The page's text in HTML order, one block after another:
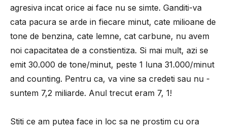
agresiva incat orice ai face nu se simte. Ganditi-va
cata pacura se arde in fiecare minut, cate milioane de
tone de benzina, cate lemne, cat carbune, nu avem
noi capacitatea de a constientiza. Si mai mult, azi se
emit 30.000 de tone/minut, peste 1 luna 31.000/minut
and counting. Pentru ca, va vine sa credeti sau nu -
suntem 7,2 miliarde. Anul trecut eram 7, 1!
Stiti ce am putea face in loc sa ne prostim cu ora